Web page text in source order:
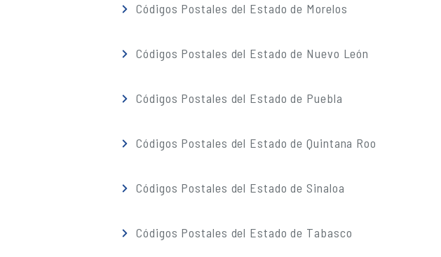
Códigos Postales del Estado de Morelos
Códigos Postales del Estado de Nuevo León
Códigos Postales del Estado de Puebla
Códigos Postales del Estado de Quintana Roo
Códigos Postales del Estado de Sinaloa
Códigos Postales del Estado de Tabasco